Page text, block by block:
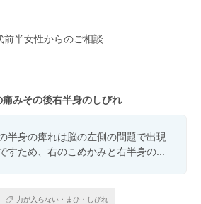
前半女性からのご相談
みその後右半身のしびれ
半身の痺れは脳の左側の問題で出現
すため、右のこめかみと右半身の...
力が入らない・まひ・しびれ